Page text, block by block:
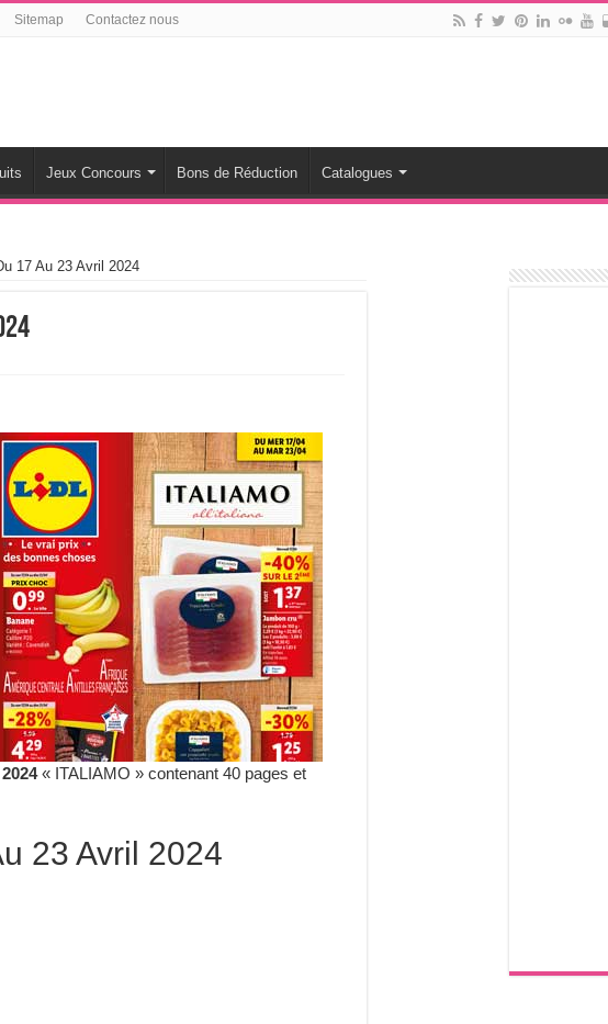
Sitemap Contactez nous
Jeux Concours Bons de Réduction Catalogues
17 Au 23 Avril 2024
« ITALIAMO » contenant 40 pages et
23 Avril 2024